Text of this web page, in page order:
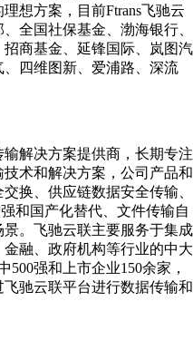
想方案，目前Ftrans飞驰云
全国社保基金、渤海银行、
商基金、延锋国际、岚图汽
四维图新、爱浦路、深流
解决方案提供商，长期专注
术和解决方案，公司产品和
换、供应链数据安全传输、
和国产化替代、文件传输自
。飞驰云联主要服务于集成
融、政府机构等行业的中大
500强和上市企业150余家，
驰云联平台进行数据传输和